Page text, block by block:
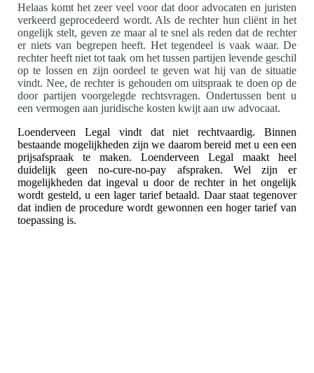
Helaas komt het zeer veel voor dat door advocaten en juristen
verkeerd geprocedeerd wordt. Als de rechter hun cliënt in het
ongelijk stelt, geven ze maar al te snel als reden dat de rechter
er niets van begrepen heeft. Het tegendeel is vaak waar. De
rechter heeft niet tot taak om het tussen partijen levende geschil
op te lossen en zijn oordeel te geven wat hij van de situatie
vindt. Nee, de rechter is gehouden om uitspraak te doen op de
door partijen voorgelegde rechtsvragen. Ondertussen bent u
een vermogen aan juridische kosten kwijt aan uw advocaat.
Loenderveen Legal vindt dat niet rechtvaardig. Binnen
bestaande mogelijkheden zijn we daarom bereid met u een een
prijsafspraak te maken. Loenderveen Legal maakt heel
duidelijk geen no-cure-no-pay afspraken. Wel zijn er
mogelijkheden dat ingeval u door de rechter in het ongelijk
wordt gesteld, u een lager tarief betaald. Daar staat tegenover
dat indien de procedure wordt gewonnen een hoger tarief van
toepassing is.